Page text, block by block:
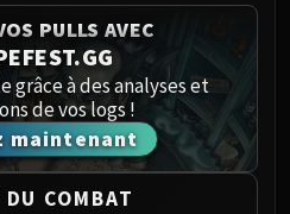
Hellscream
THUNDER
the Breaker
of Elders
PULLS AVEC
grâce à des analyses et
de vos logs !
maintenant
COMBAT